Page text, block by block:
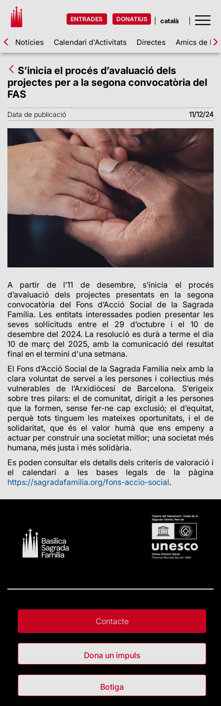
ENTRADES DONATIUS
Notícies Calendari d'Activitats Directes Amics de la
S’inicia el procés d’avaluació dels
projectes per a la segona convocatòria del
FAS
Data de publicació 11/12/24
A partir de l’11 de desembre, s’inicia el procés
d’avaluació dels projectes presentats en la segona
convocatòria del Fons d’Acció Social de la Sagrada
Família. Les entitats interessades podien presentar les
seves sol·licituds entre el 29 d’octubre i el 10 de
desembre del 2024. La resolució es durà a terme el dia
10 de març del 2025, amb la comunicació del resultat
final en el termini d'una setmana.
El Fons d’Acció Social de la Sagrada Família neix amb la
clara voluntat de servei a les persones i col·lectius més
vulnerables de l’Arxidiòcesi de Barcelona. S’erigeix
sobre tres pilars: el de comunitat, dirigit a les persones
que la formen, sense fer-ne cap exclusió; el d’equitat,
perquè tots tinguem les mateixes oportunitats, i el de
solidaritat, que és el valor humà que ens empeny a
actuar per construir una societat millor; una societat més
humana, més justa i més solidària.
Es poden consultar els detalls dels criteris de valoració i
el calendari a les bases legals de la pàgina
https://sagradafamilia.org/fons-accio-social.
Contacte
Dona un impuls
Botiga